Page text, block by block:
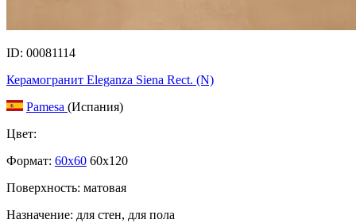
ID: 00081114
Керамогранит Eleganza Siena Rect. (N)
Pamesa (Испания)
Цвет:
Формат: 60x60 60x120
Поверхность: матовая
Назначение: для стен, для пола